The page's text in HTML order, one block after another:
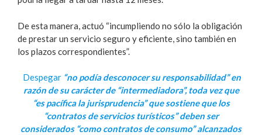
De esta manera, actuó “incumpliendo no sólo la obligación
de prestar un servicio seguro y eficiente, sino también en
los plazos correspondientes”.
Despegar “no podía desconocer su responsabilidad” en
razón de su carácter de “intermediadora”, toda vez que
“es pacífica la jurisprudencia” que sostiene que los
“contratos de servicios turísticos” deben ser
considerados “como contratos de consumo” alcanzados